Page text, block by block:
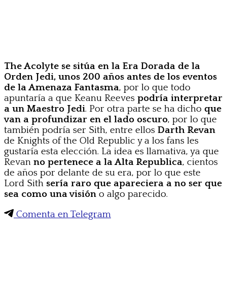
The Acolyte se sitúa en la Era Dorada de la
Orden Jedi, unos 200 años antes de los eventos
de la Amenaza Fantasma, por lo que todo
apuntaría a que Keanu Reeves podría interpretar
a un Maestro Jedi. Por otra parte se ha dicho que
van a profundizar en el lado oscuro, por lo que
también podría ser Sith, entre ellos Darth Revan
de Knights of the Old Republic y a los fans les
gustaría esta elección. La idea es llamativa, ya que
Revan no pertenece a la Alta Republica, cientos
de años por delante de su era, por lo que este
Lord Sith sería raro que apareciera a no ser que
sea como una visión o algo parecido.
Comenta en Telegram